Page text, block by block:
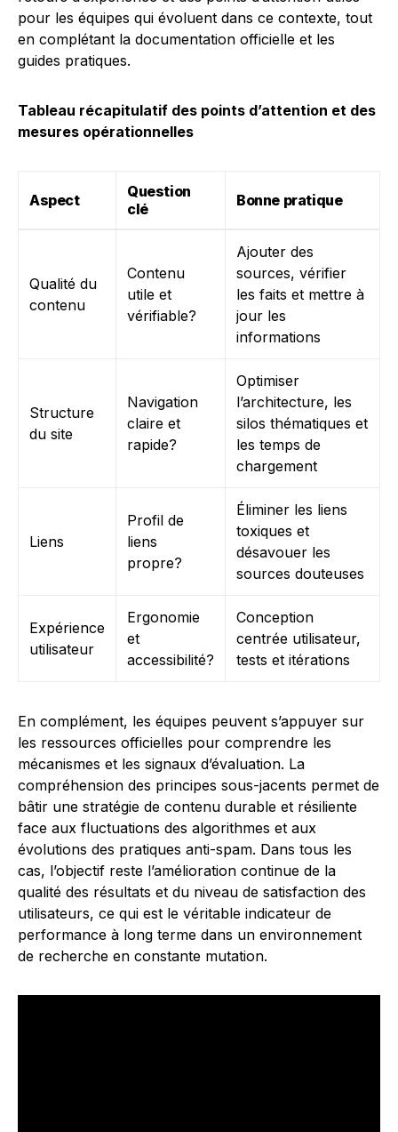
pour les équipes qui évoluent dans ce contexte, tout
en complétant la documentation officielle et les
guides pratiques.
Tableau récapitulatif des points d’attention et des
mesures opérationnelles
Aspect
Question
clé
Bonne pratique
Qualité du
contenu
Contenu
utile et
vérifiable?
Ajouter des
sources, vérifier
les faits et mettre à
jour les
informations
Structure
du site
Navigation
claire et
rapide?
Optimiser
l’architecture, les
silos thématiques et
les temps de
chargement
Liens
Profil de
liens
propre?
Éliminer les liens
toxiques et
désavouer les
sources douteuses
Expérience
utilisateur
Ergonomie
et
accessibilité?
Conception
centrée utilisateur,
tests et itérations
En complément, les équipes peuvent s’appuyer sur
les ressources officielles pour comprendre les
mécanismes et les signaux d’évaluation. La
compréhension des principes sous-jacents permet de
bâtir une stratégie de contenu durable et résiliente
face aux fluctuations des algorithmes et aux
évolutions des pratiques anti-spam. Dans tous les
cas, l’objectif reste l’amélioration continue de la
qualité des résultats et du niveau de satisfaction des
utilisateurs, ce qui est le véritable indicateur de
performance à long terme dans un environnement
de recherche en constante mutation.